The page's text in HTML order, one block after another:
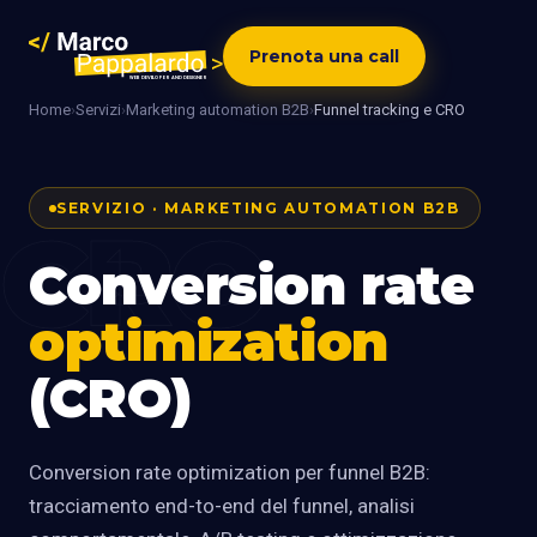
Prenota una call
Home›Servizi›Marketing automation B2B›Funnel tracking e CRO
CRO
SERVIZIO · MARKETING AUTOMATION B2B
Conversion rate
optimization
(CRO)
Conversion rate optimization per funnel B2B:
tracciamento end-to-end del funnel, analisi